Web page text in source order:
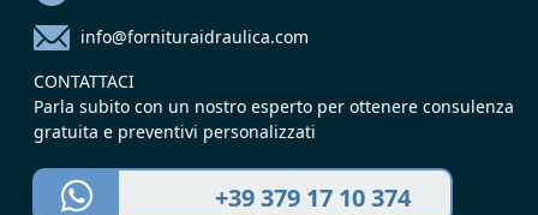
info@fornituraidraulica.com
CONTATTACI
Parla subito con un nostro esperto per ottenere consulenza
gratuita e preventivi personalizzati
+39 379 17 10 374